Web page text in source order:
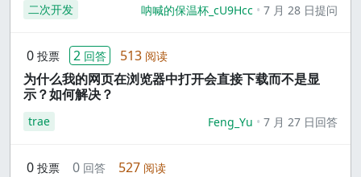
二次开发 呐喊的保温杯_cU9Hcc 7 月 28 日提问
0 投票 2 回答 513 阅读
为什么我的网页在浏览器中打开会直接下载而不是显
示？如何解决？
trae Feng_Yu 7 月 27 日回答
0 投票 0 回答 527 阅读